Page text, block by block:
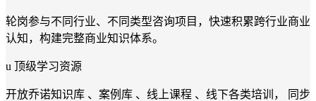
轮岗参与不同行业、不同类型咨询项目，快速积累跨行业商业
认知，构建完整商业知识体系。
u 顶级学习资源
开放乔诺知识库 、案例库 、线上课程 、线下各类培训， 同步